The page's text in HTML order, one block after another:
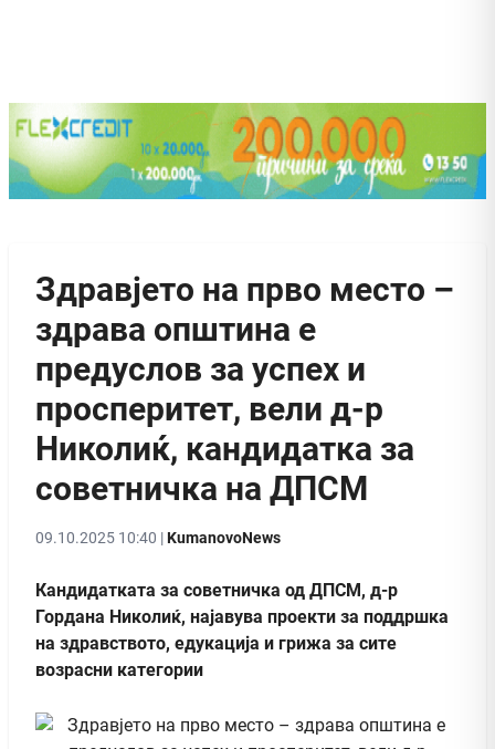
Здравјето на прво место –
здрава општина е
предуслов за успех и
просперитет, вели д-р
Николиќ, кандидатка за
советничка на ДПСМ
09.10.2025 10:40 |KumanovoNews
Кандидатката за советничка од ДПСМ, д-р
Гордана Николиќ, најавува проекти за поддршка
на здравството, едукација и грижа за сите
возрасни категории